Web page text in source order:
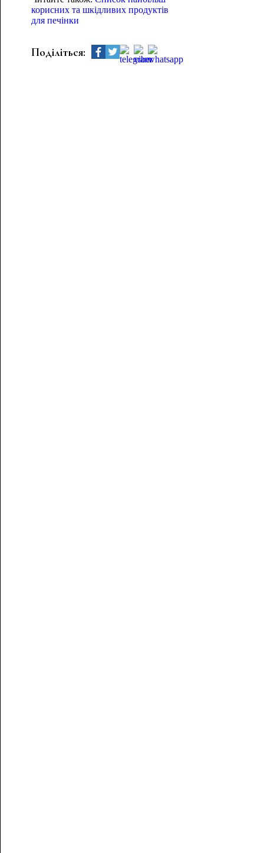
корисних та шкідливих продуктів
для печінки
Поділіться: